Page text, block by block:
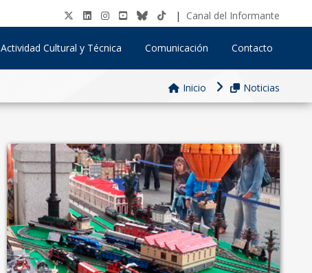
| Canal del Informante
Actividad Cultural y Técnica Comunicación Contacto
Inicio Noticias